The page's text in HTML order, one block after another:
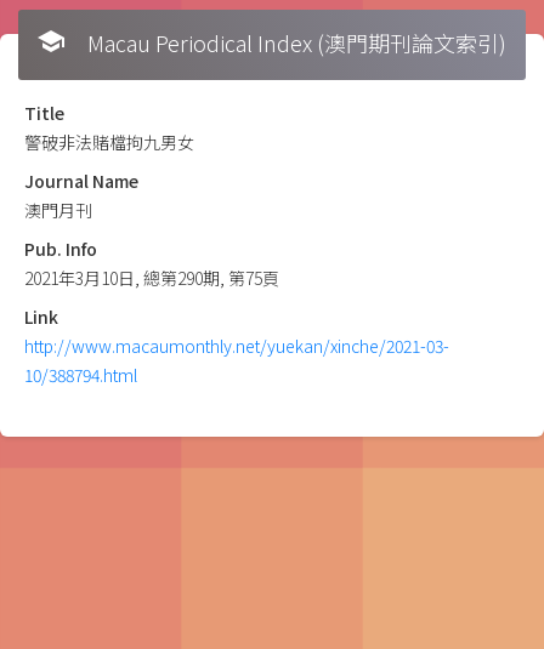
school Macau Periodical Index (澳門期刊論文索引)
Title
警破非法賭檔拘九男女
Journal Name
澳門月刊
Pub. Info
2021年3月10日, 總第290期, 第75頁
Link
http://www.macaumonthly.net/yuekan/xinche/2021-03-
10/388794.html